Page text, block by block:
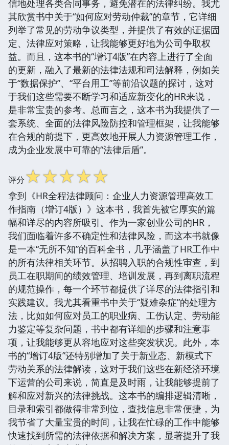
信地处理各类合同事务，避免潜在的法律纠纷。我尤
其欣赏书中关于“如何应对劳动仲裁”的章节，它详细
列举了常见的劳动争议类型，并提供了有效的证据固
定、法律应对策略，让我能够更好地为公司争取权
益。而且，这本书的“增订4版”在内容上进行了全面
的更新，融入了最新的法律法规和司法解释，例如关
于“数据保护”、“平台用工”等前沿议题的探讨，这对
于我们这些需要不断学习和适应新变化的HR来说，
是非常宝贵的参考。总而言之，这本书为我提供了一
套系统、全面的法律风险防控和管理框架，让我能够
在合规的前提下，更高效地开展人力资源管理工作，
成为企业发展中可靠的“法律后盾”。
评分☆☆☆☆☆
拿到《HR全程法律顾问：企业人力资源管理高效工
作指南（增订4版）》这本书，我首先被它厚实的篇
幅和详尽的内容所吸引。作为一家创业公司的HR，
我们面临着许多不确定性和法律风险，而这本书就像
是一本“无所不知”的百科全书，几乎涵盖了HR工作中
的所有法律相关环节。从招聘入职的合规性审查，到
员工在职期间的绩效管理、培训发展，再到离职流程
的规范操作，每一个环节都提供了详尽的法律指引和
实践建议。我尤其看重书中关于“疑难杂症”的处理方
法，比如如何应对员工的职业病、工伤认定、劳动能
力鉴定等复杂问题，书中都有详细的步骤和注意事
项，让我能够更从容地应对这些突发状况。此外，本
书的“增订4版”还特别增加了关于新业态、新模式下
劳动关系的法律解读，这对于我们这些在新经济环境
下运营的公司来说，简直是及时雨，让我能够提前了
解和应对新兴的法律挑战。这本书的编排逻辑清晰，
目录和索引都做得非常到位，查找信息非常便捷，为
我节省了大量宝贵的时间，让我在忙碌的工作中能够
快速找到所需的法律依据和解决方案，显著提升了我